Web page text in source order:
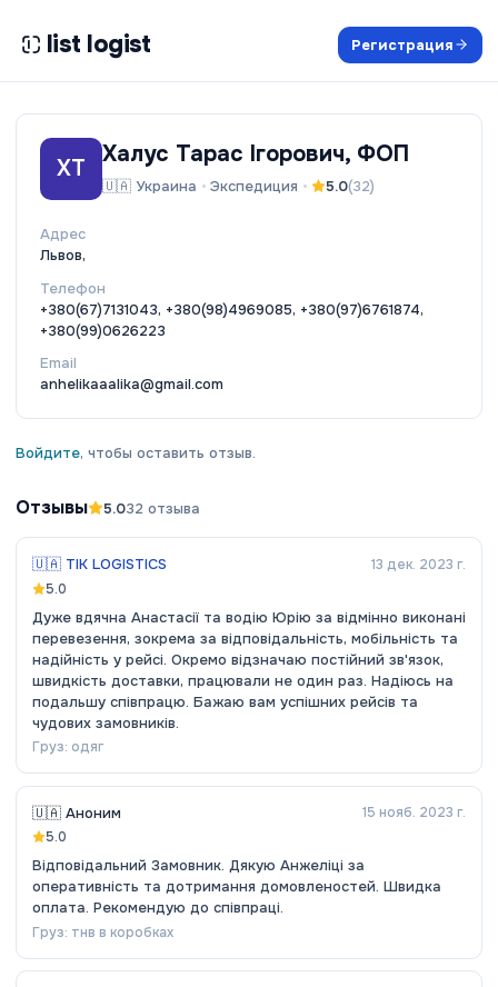
list logist Регистрация
ХТ
Халус Тарас Ігорович, ФОП
🇺🇦 Украина • Экспедиция • 5.0(32)
Адрес
Львов,
Телефон
+380(67)7131043, +380(98)4969085, +380(97)6761874,
+380(99)0626223
Email
anhelikaaalika@gmail.com
Войдите, чтобы оставить отзыв.
Отзывы 5.032 отзыва
🇺🇦 TIK LOGISTICS
13 дек. 2023 г.
5.0
Дуже вдячна Анастасії та водію Юрію за відмінно виконані
перевезення, зокрема за відповідальність, мобільність та
надійність у рейсі. Окремо відзначаю постійний зв'язок,
швидкість доставки, працювали не один раз. Надіюсь на
подальшу співпрацю. Бажаю вам успішних рейсів та
чудових замовників.
Груз: одяг
🇺🇦 Аноним
15 нояб. 2023 г.
5.0
Відповідальний Замовник. Дякую Анжеліці за
оперативність та дотримання домовленостей. Швидка
оплата. Рекомендую до співпраці.
Груз: тнв в коробках